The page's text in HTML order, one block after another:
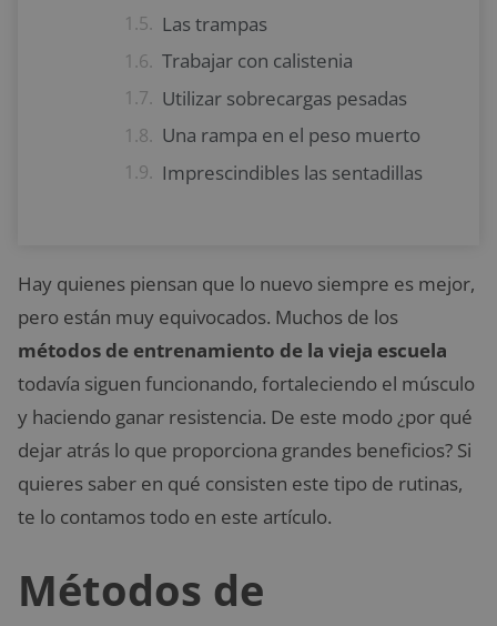
Las trampas
Trabajar con calistenia
Utilizar sobrecargas pesadas
Una rampa en el peso muerto
Imprescindibles las sentadillas
Hay quienes piensan que lo nuevo siempre es mejor,
pero están muy equivocados. Muchos de los
métodos de entrenamiento de la vieja escuela
todavía siguen funcionando, fortaleciendo el músculo
y haciendo ganar resistencia. De este modo ¿por qué
dejar atrás lo que proporciona grandes beneficios? Si
quieres saber en qué consisten este tipo de rutinas,
te lo contamos todo en este artículo.
Métodos de